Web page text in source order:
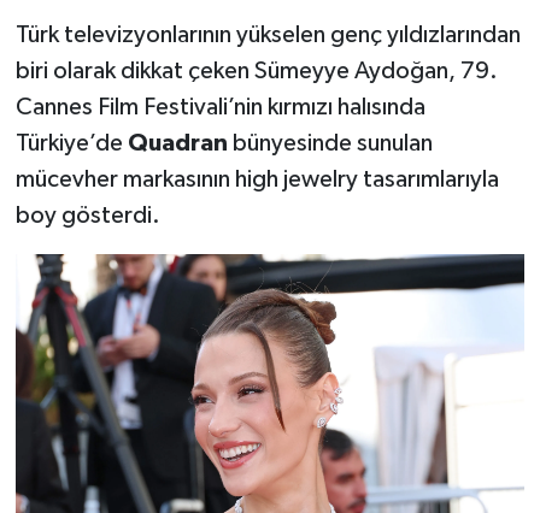
Türk televizyonlarının yükselen genç yıldızlarından
biri olarak dikkat çeken Sümeyye Aydoğan, 79.
Cannes Film Festivali’nin kırmızı halısında
Türkiye’de Quadran bünyesinde sunulan
mücevher markasının high jewelry tasarımlarıyla
boy gösterdi.